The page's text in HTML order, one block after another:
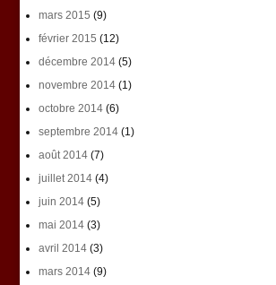
mars 2015 (9)
février 2015 (12)
décembre 2014(5)
novembre 2014(1)
octobre 2014(6)
septembre 2014(1)
août 2014(7)
juillet 2014(4)
juin 2014(5)
mai 2014(3)
avril 2014(3)
mars 2014(9)